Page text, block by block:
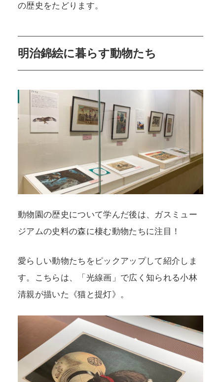
の歴史をたどります。
明治錦絵に暮らす動物たち
動物園の歴史について学んだ後は、ガスミュー
ジアムの史料の森に棲む動物たちに注目！
愛らしい動物たちをピックアップして紹介しま
す。こちらは、「光線画」で広く知られる小林
清親が描いた《猫と提灯》。